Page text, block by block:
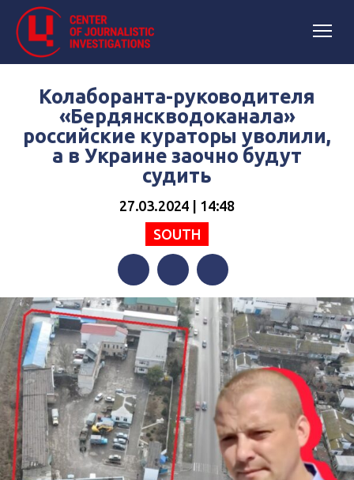
Колаборанта-руководителя
«Бердянскводоканала»
российские кураторы уволили,
а в Украине заочно будут
судить
27.03.2024 | 14:48
SOUTH
FacebookTwitterTelegram